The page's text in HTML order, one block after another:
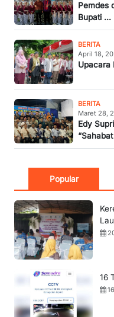
Pemdes
Bupati ...
BERITA
April 18,
Upacara
BERITA
Maret 28,
Edy
Popular
16